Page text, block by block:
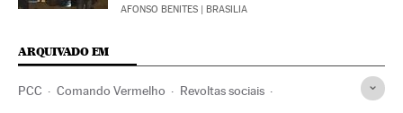
AFONSO BENITES | BRASILIA
ARQUIVADO EM
PCC Comando Vermelho Revoltas sociais